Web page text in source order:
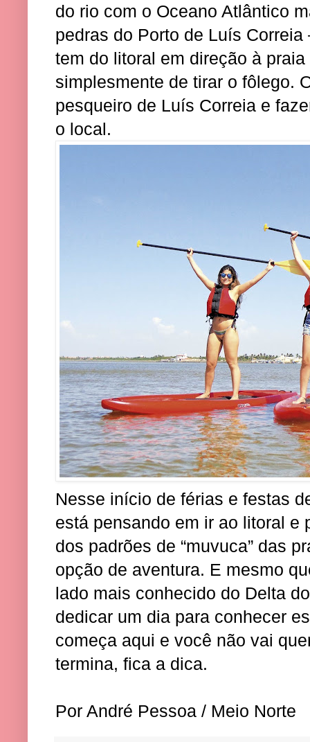
do rio com o Oceano Atlântico
pedras do Porto de Luís
tem do litoral em direção à
simplesmente de tirar o fôlego.
pesqueiro de Luís Correia e
o local.
Nesse início de férias e festas
está pensando em ir ao litoral e
dos padrões de “muvuca” das
opção de aventura. E mesmo
lado mais conhecido do Delta
dedicar um dia para conhecer
começa aqui e você não vai
termina, fica a dica.
Por André Pessoa / Meio Norte